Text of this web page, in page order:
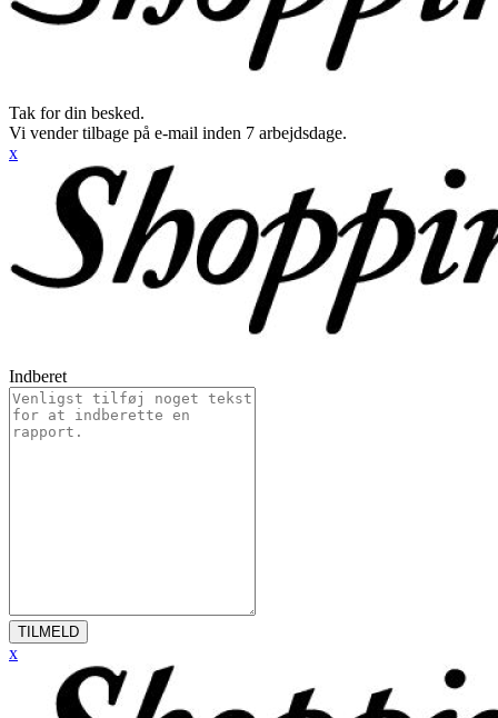
Tak for din besked.
Vi vender tilbage på e-mail inden 7 arbejdsdage.
x
Indberet
TILMELD
x